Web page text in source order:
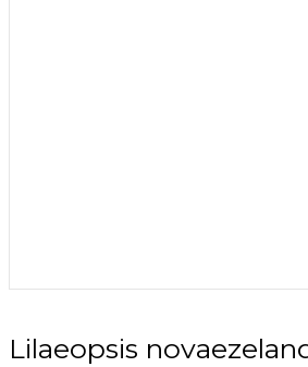
Lilaeopsis